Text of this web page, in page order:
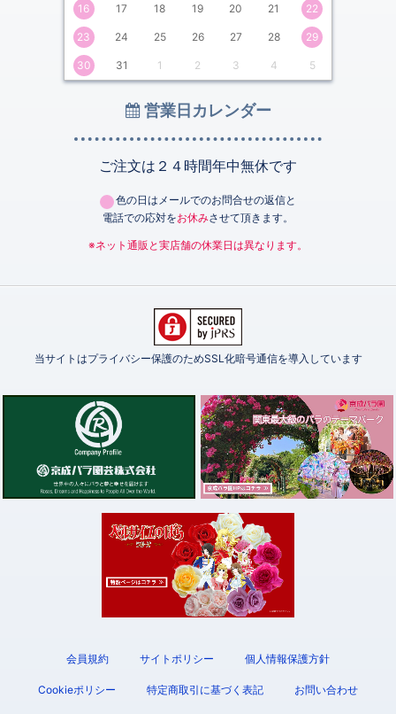
16 17 18 19 20 21 22
23 24 25 26 27 28 29
30 31 1 2 3 4 5
営業日カレンダー
ご注文は２４時間年中無休です
色の日はメールでのお問合せの返信と
電話での応対をお休みさせて頂きます。
※ネット通販と実店舗の休業日は異なります。
当サイトはプライバシー保護のためSSL化暗号通信を導入しています
会員規約 サイトポリシー 個人情報保護方針
Cookieポリシー 特定商取引に基づく表記 お問い合わせ